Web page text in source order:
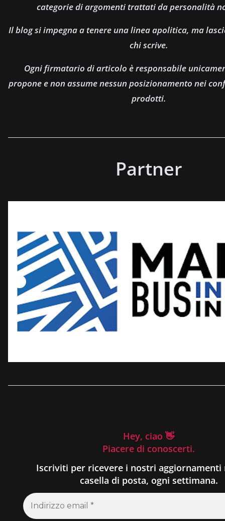
categorie di argomenti trattati da personalità
Il blog si impegna a tenere una linea apolitica, ma
chi scrive.
Ogni firmatario di articolo è responsabile
propone e non assume nessun posizionamento nei
prodotti.
Partner
Hey, ciao 👋
Piacere di conoscerti.
Iscriviti per ricevere i nostri aggiornamenti
casella di posta, ogni settimana.